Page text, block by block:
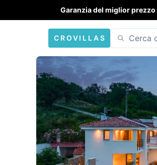
Garanzia del miglior
CROVILLAS